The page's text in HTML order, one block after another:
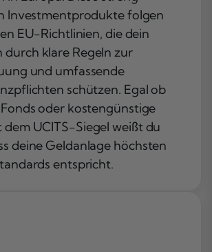
Investmentprodukte folgen
EU-Richtlinien, die dein
durch klare Regeln zur
und umfassende
schützen. Egal ob
Fonds oder kostengünstige
dem UCITS-Siegel weißt du
deine Geldanlage höchsten
entspricht.